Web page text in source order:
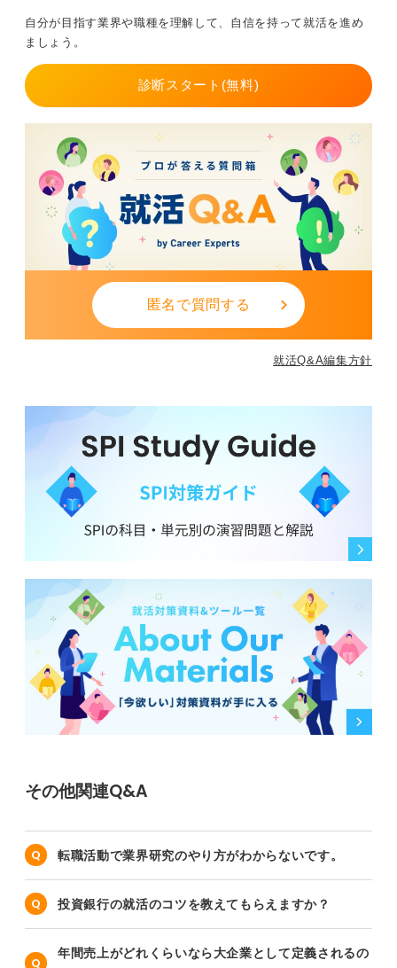
0
自分が目指す業界や職種を理解して、自信を持って就活を進め
ましょう。
診断スタート(無料)
匿名で質問する
就活Q&A編集方針
その他関連Q&A
転職活動で業界研究のやり方がわからないです。
投資銀行の就活のコツを教えてもらえますか？
年間売上がどれくらいなら大企業として定義されるの